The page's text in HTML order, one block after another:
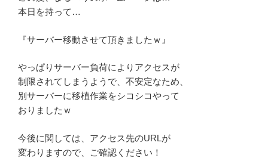
本日を持って…
『サーバー移動させて頂きましたｗ』
やっぱりサーバー負荷によりアクセスが
制限されてしまうようで、不安定なため、
別サーバーに移植作業をシコシコやって
おりましたｗ
今後に関しては、アクセス先のURLが
変わりますので、ご確認ください！